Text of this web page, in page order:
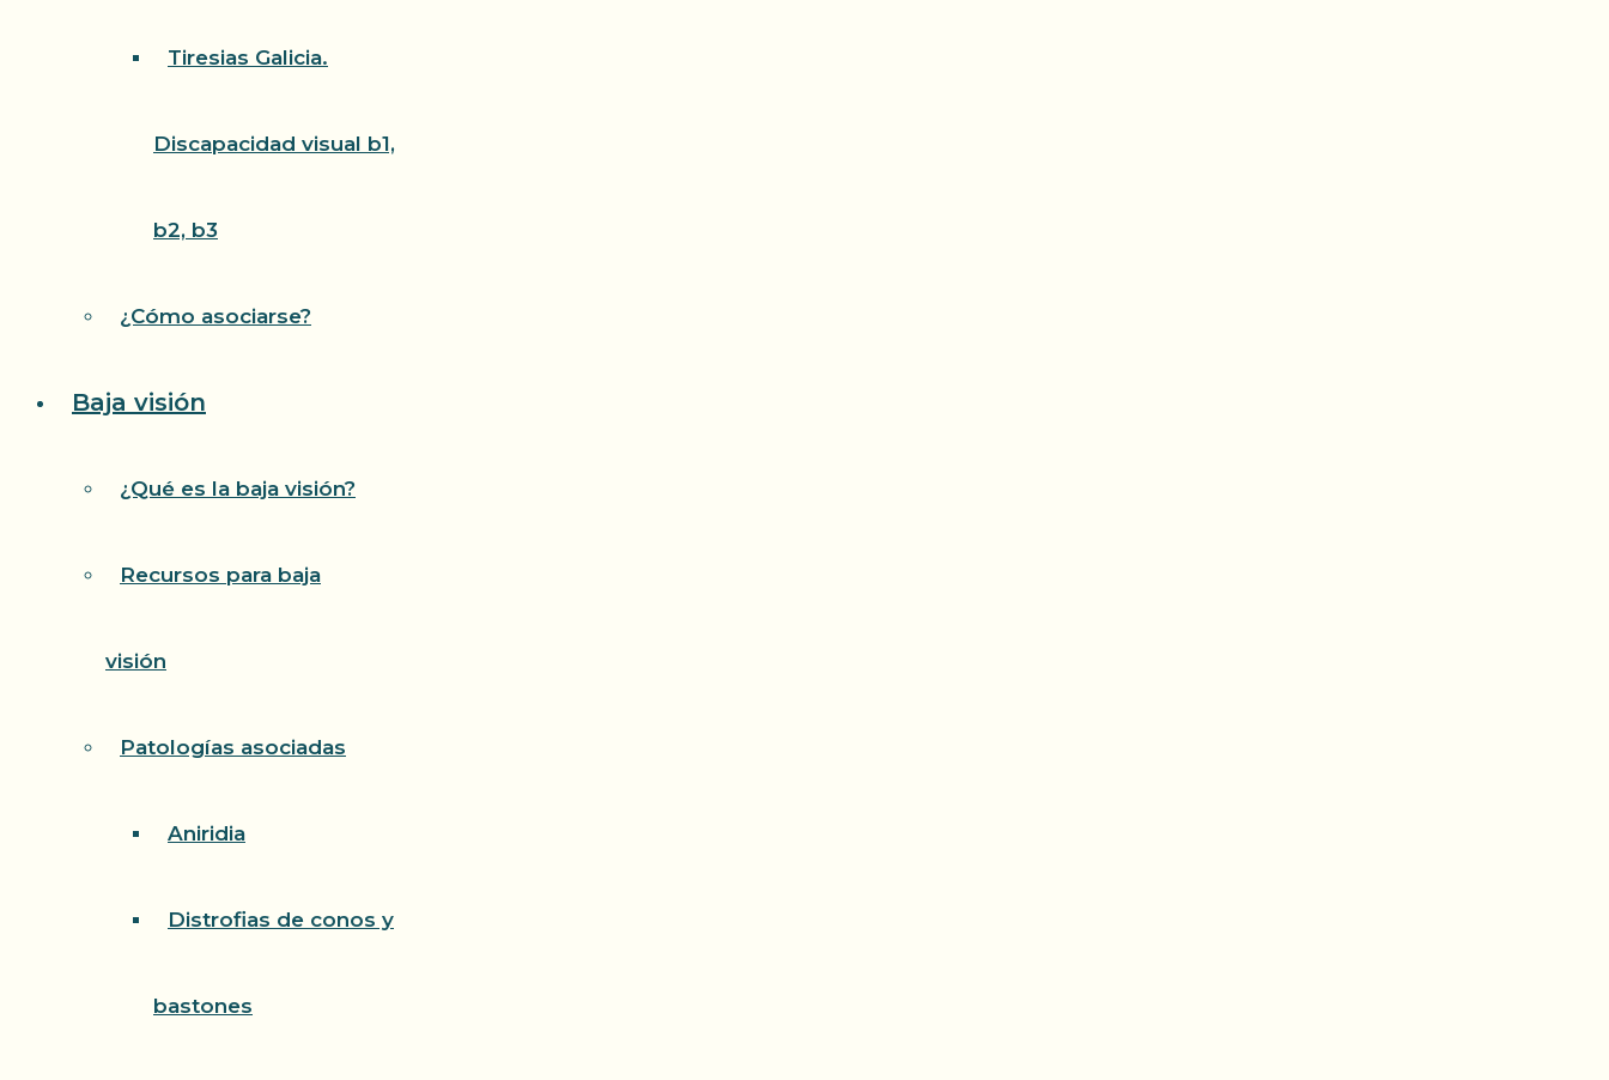
Tiresias Galicia.
Discapacidad visual b1,
b2, b3
¿Cómo asociarse?
Baja visión
¿Qué es la baja visión?
Recursos para baja
visión
Patologías asociadas
Aniridia
Distrofias de conos y
bastones